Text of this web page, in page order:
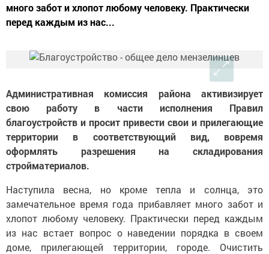
много забот и хлопот любому человеку. Практически
перед каждым из нас...
Административная комиссия района активизирует
свою работу в части исполнения Правил
благоустройств и просит привести свои и прилегающие
территории в соответствующий вид, вовремя
оформлять разрешения на складирования
стройматериалов.
Наступила весна, но кроме тепла и солнца, это
замечательное время года прибавляет много забот и
хлопот любому человеку. Практически перед каждым
из нас встает вопрос о наведении порядка в своем
доме, прилегающей территории, городе. Очистить